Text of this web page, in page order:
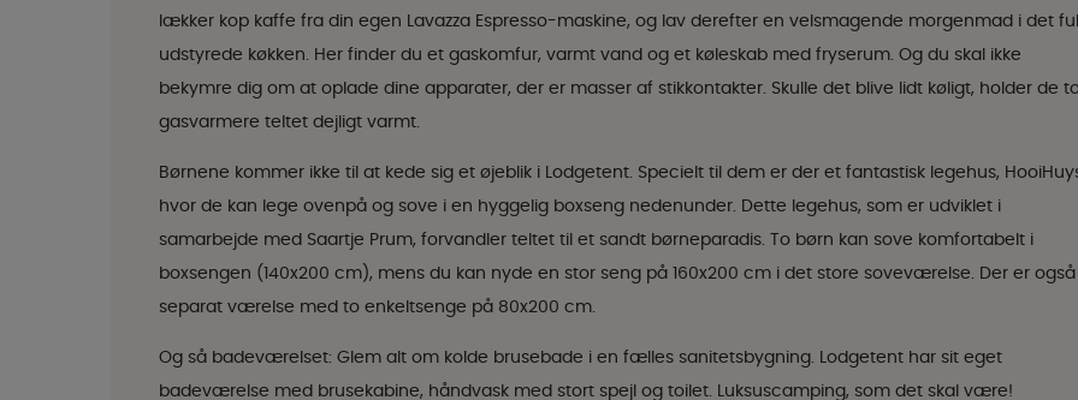
lækker kop kaffe fra din egen Lavazza Espresso-maskine, og lav derefter en velsmagende morgenmad i det
udstyrede køkken. Her finder du et gaskomfur, varmt vand og et køleskab med fryserum. Og du skal ikke
bekymre dig om at oplade dine apparater, der er masser af stikkontakter. Skulle det blive lidt køligt, holder de
gasvarmere teltet dejligt varmt.
Børnene kommer ikke til at kede sig et øjeblik i Lodgetent. Specielt til dem er der et fantastisk legehus,
hvor de kan lege ovenpå og sove i en hyggelig boxseng nedenunder. Dette legehus, som er udviklet i
samarbejde med Saartje Prum, forvandler teltet til et sandt børneparadis. To børn kan sove komfortabelt i
boxsengen (140x200 cm), mens du kan nyde en stor seng på 160x200 cm i det store soveværelse. Der er
separat værelse med to enkeltsenge på 80x200 cm.
Og så badeværelset: Glem alt om kolde brusebade i en fælles sanitetsbygning. Lodgetent har sit eget
badeværelse med brusekabine, håndvask med stort spejl og toilet. Luksuscamping, som det skal være!